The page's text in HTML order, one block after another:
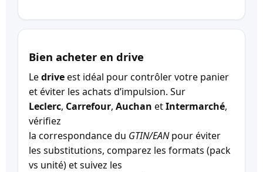
Bien acheter en drive
Ledriveest idéal pour contrôler votre panier
et éviter les achats d’impulsion. Sur
Leclerc, Carrefour, Auchan etIntermarché,
vérifiez
la correspondance du GTIN/EANpour éviter
les substitutions, comparez les formats (pack
vs unité) et suivez les